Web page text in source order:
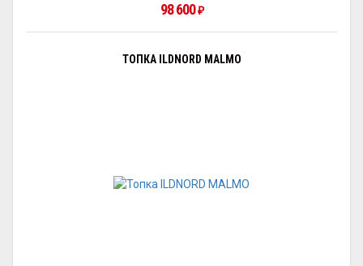
98 600 ₽
ТОПКА ILDNORD MALMO